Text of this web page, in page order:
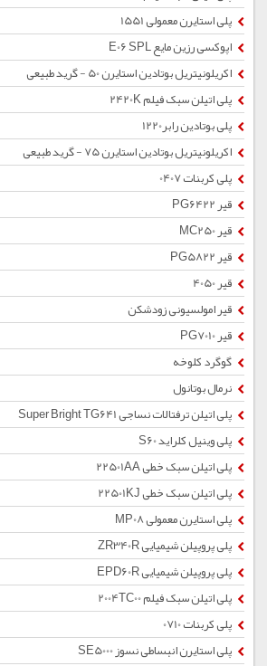
پلی استایرن معمولی 1551
اپوکسی رزین مایع E06 SPL
اکریلونیتریل بوتادین استایرن 50 - گرید طبیعی
پلی اتیلن سبک فیلم 2420K
پلی بوتادین رابر1220
اکریلونیتریل بوتادین استایرن 75 - گرید طبیعی
پلی کربنات 0407
قیر PG6422
قیر MC250
قیر PG5822
قیر 4050
قیر امولسیونی زودشکن
قیر PG7010
گوگرد کلوخه
نرمال بوتانول
پلی اتیلن ترفتالات نساجی Super Bright TG641
پلی وینیل کلراید S60
پلی اتیلن سبک خطی 22501AA
پلی اتیلن سبک خطی 22501KJ
پلی استایرن معمولی MP08
پلی پروپیلن شیمیایی ZR340R
پلی پروپیلن شیمیایی EPD60R
پلی اتیلن سبک فیلم 2004TC00
پلی کربنات 0710
پلی استایرن انبساطی نسوز SE5000